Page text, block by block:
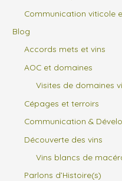
Communication viticole
Blog
Accords mets et vins
AOC et domaines
Visites de domaines
Cépages et terroirs
Communication &
Découverte des vins
Vins blancs de
Parlons d’Histoire(s)